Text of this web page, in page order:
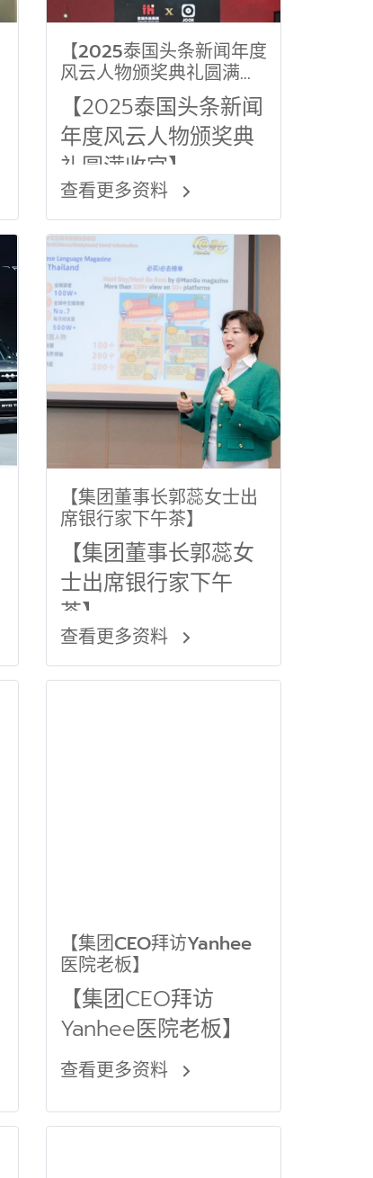
【2025泰国头条新闻年度
风云人物颁奖典礼圆满收
官】
【2025泰国头条新闻
年度风云人物颁奖典
礼圆满收官】
查看更多资料
【集团董事长郭蕊女士出
席银行家下午茶】
【集团董事长郭蕊女
士出席银行家下午
茶】
查看更多资料
【集团CEO拜访Yanhee
医院老板】
【集团CEO拜访
Yanhee医院老板】
查看更多资料